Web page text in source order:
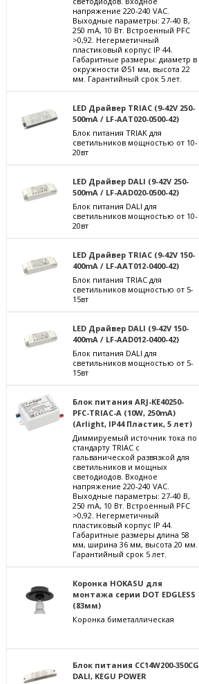
напряжение 220-240 VAC.
Выходные параметры: 27-40 В,
250 mА, 10 Вт. Встроенный PFC
>0,92. Негерметичный
пластиковый корпус IP 44.
Габаритные размеры: диаметр в
окружности Ø51 мм, высота 22
мм. Гарантийный срок 5 лет.
LED Драйвер TRIAC (9-42V 250-
500mA / LF-AAT020-0500-42)
Блок питания TRIAK для
светильников мощностью от 10-
20вт
LED Драйвер DALI (9-42V 250-
500mA / LF-AAD020-0500-42)
Блок питания DALI для
светильников мощностью от 10-
20вт
LED Драйвер TRIAC (9-42V 150-
400mA / LF-AAT012-0400-42)
Блок питания TRIAC для
светильников мощностью от 5-
15вт
LED Драйвер DALI (9-42V 150-
400mA / LF-AAD012-0400-42)
Блок питания DALI для
светильников мощностью от 5-
15вт
Блок питания ARJ-KE40250-
PFC-TRIAC-A (10W, 250mA)
(Arlight, IP44 Пластик, 5 лет)
Диммируемый источник тока по
стандарту TRIAC с
гальванической развязкой для
светильников и мощных
светодиодов. Входное
напряжение 220-240 VAC.
Выходные параметры: 27-40 В,
250 mА, 10 Вт. Встроенный PFC
>0,92. Негерметичный
пластиковый корпус IP 44.
Габаритные размеры длина 58
мм, ширина 36 мм, высота 20 мм.
Гарантийный срок 5 лет.
Коронка HOKASU для
монтажа серии DOT EDGLESS
(83мм)
Коронка биметаллическая
Блок питания CC14W200-350CG
DALI, KEGU POWER